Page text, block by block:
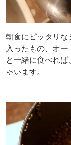
朝食にピッタリ
入ったもの、オ
と一緒に食べれ
ゃいます。